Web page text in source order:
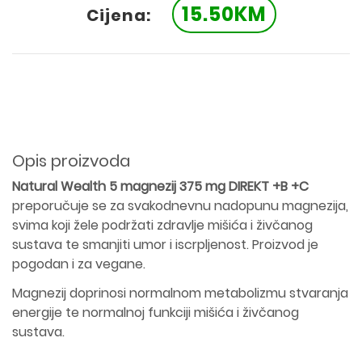
Cijena: 15.50KM
Opis proizvoda
Natural Wealth 5 magnezij 375 mg DIREKT +B +C
preporučuje se za svakodnevnu nadopunu magnezija,
svima koji žele podržati zdravlje mišića i živčanog
sustava te smanjiti umor i iscrpljenost. Proizvod je
pogodan i za vegane.
Magnezij doprinosi normalnom metabolizmu stvaranja
energije te normalnoj funkciji mišića i živčanog
sustava.